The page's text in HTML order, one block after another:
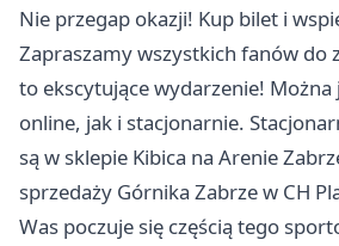
Nie przegap okazji! Kup bilet i
Zapraszamy wszystkich fanów do
to ekscytujące wydarzenie!
online, jak i stacjonarnie.
są w sklepie Kibica na Arenie
sprzedaży Górnika Zabrzew CH
Was poczuje się częścią tego